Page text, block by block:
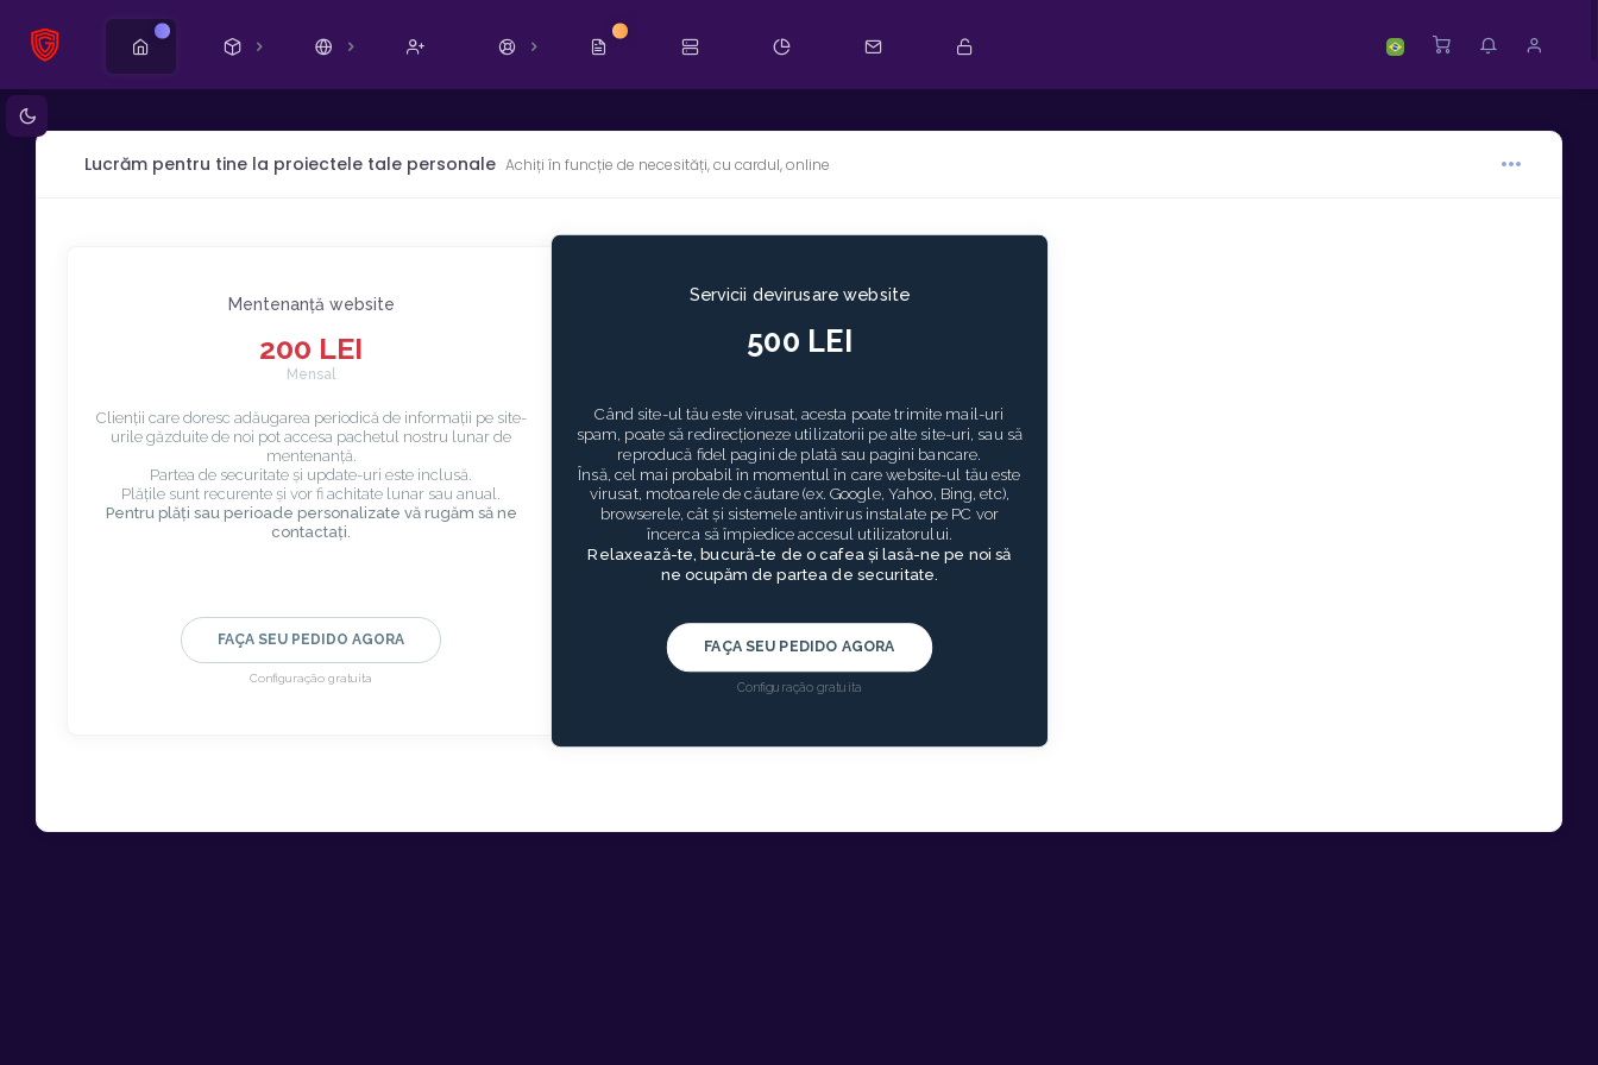
Novo Novo
Lucrăm pentru tine la proiectele tale personale Achiți în funcție de necesități, cu cardul, online
Mentenanță website
200 LEI
Mensal
Clienții care doresc adăugarea periodică de informații pe site-
urile găzduite de noi pot accesa pachetul nostru lunar de
mentenanță.
Partea de securitate și update-uri este inclusă.
Plățile sunt recurente și vor fi achitate lunar sau anual.
Pentru plăți sau perioade personalizate vă rugăm să ne
contactați.
FAÇA SEU PEDIDO AGORA
Configuração gratuita
Servicii devirusare website
500 LEI
Când site-ul tău este virusat, acesta poate trimite mail-uri
spam, poate să redirecționeze utilizatorii pe alte site-uri, sau să
reproducă fidel pagini de plată sau pagini bancare.
Însă, cel mai probabil în momentul în care website-ul tău este
virusat, motoarele de căutare (ex. Google, Yahoo, Bing, etc),
browserele, cât și sistemele antivirus instalate pe PC vor
încerca să împiedice accesul utilizatorului.
Relaxează-te, bucură-te de o cafea și lasă-ne pe noi să
ne ocupăm de partea de securitate.
FAÇA SEU PEDIDO AGORA
Configuração gratuita